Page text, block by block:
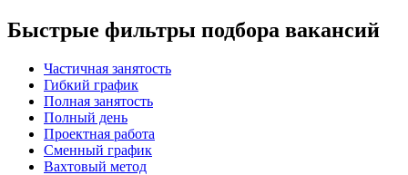
Быстрые фильтры подбора вакансий
Частичная занятость
Гибкий график
Полная занятость
Полный день
Проектная работа
Сменный график
Вахтовый метод